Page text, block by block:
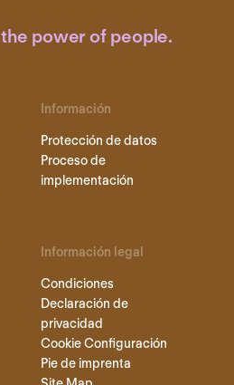
power of people.
Información
Protección de datos
Proceso de
implementación
Información legal
Condiciones
Declaración de
privacidad
Cookie Configuración
Pie de imprenta